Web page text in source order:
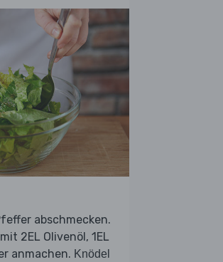
abschmecken.
2EL Olivenöl, 1EL
anmachen. Knödel